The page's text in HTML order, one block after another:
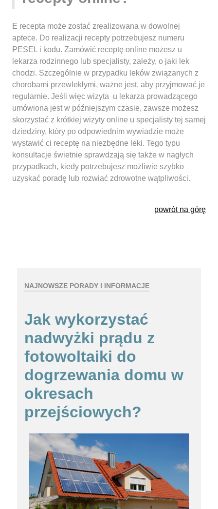
E recepta może zostać zrealizowana w dowolnej
aptece. Do realizacji recepty potrzebujesz numeru
PESEL i kodu. Zamówić receptę online możesz u
lekarza rodzinnego lub specjalisty, zależy, o jaki lek
chodzi. Szczególnie w przypadku leków związanych z
chorobami przewlekłymi, ważne jest, aby przyjmować je
regularnie. Jeśli więc wizyta u lekarza prowadzącego
umówiona jest w późniejszym czasie, zawsze możesz
skorzystać z krótkiej wizyty online u specjalisty tej samej
dziedziny, który po odpowiednim wywiadzie może
wystawić ci receptę na niezbędne leki. Tego typu
konsultacje świetnie sprawdzają się także w nagłych
przypadkach, kiedy potrzebujesz możliwie szybko
uzyskać poradę lub rozwiać zdrowotne wątpliwości.
powrót na górę
NAJNOWSZE PORADY I INFORMACJE
Jak wykorzystać
nadwyżki prądu z
fotowoltaiki do
dogrzewania domu w
okresach
przejściowych?